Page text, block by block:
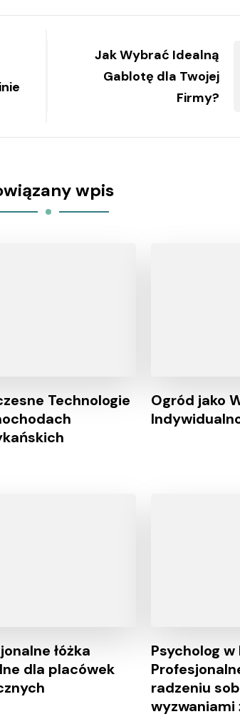
Jak Wybrać Idealną
Gablotę dla Twojej
Firmy?
wpis
Technologie
Ogród jako
łóżka
dla placówek
Psycholog
radzeniu
wyzwaniami